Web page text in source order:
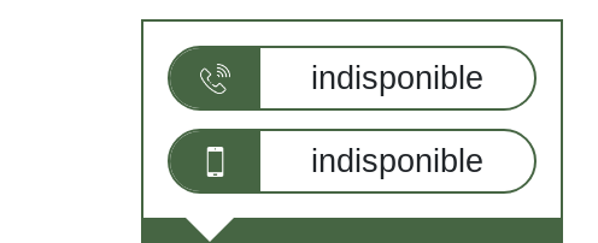
indisponible
indisponible